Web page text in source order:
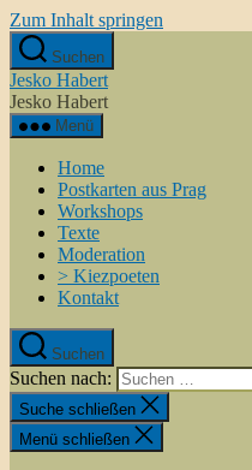
Zum Inhalt springen
Suchen
Jesko Habert
Jesko Habert
Menü
Home
Postkarten aus Prag
Workshops
Texte
Moderation
> Kiezpoeten
Kontakt
Suchen
Suchen nach:
Suche schließen
Menü schließen